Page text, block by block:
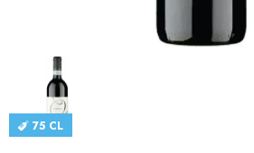
CATALOGUES
CONTACT
75 CL